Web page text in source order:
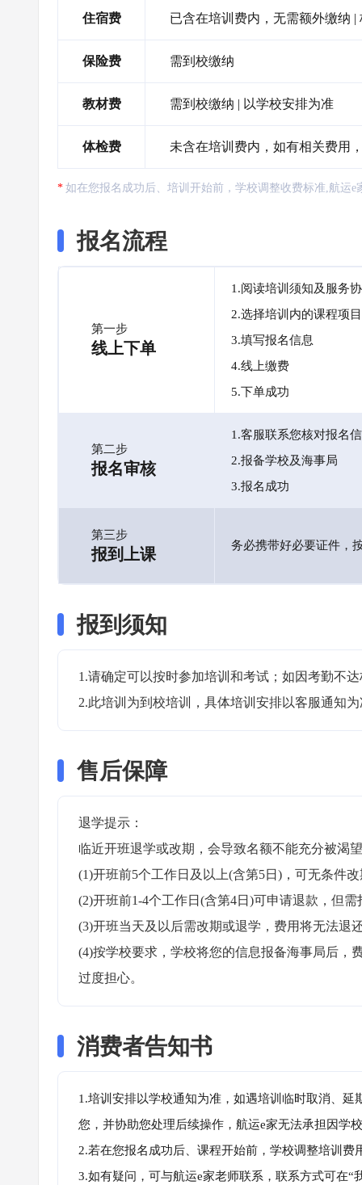
住宿费 已含在培训费内，无需额外缴纳
保险费 需到校缴纳
教材费 需到校缴纳 | 以学校安排为准
体检费 未含在培训费内，如有相关费用
如在您报名成功后、培训开始前，学校调整收费标准,航运
报名流程
第一步
线上下单
1.阅读培训须知及服务
2.选择培训内的课程项目
3.填写报名信息
4.线上缴费
5.下单成功
第二步
报名审核
1.客服联系您核对报名
2.报备学校及海事局
3.报名成功
第三步
报到上课 务必携带好必要证件，
报到须知
1.请确定可以按时参加培训和考试；如因考勤不
2.此培训为到校培训，具体培训安排以客服通知
售后保障
退学提示：
临近开班退学或改期，会导致名额不能充分被渴
(1)开班前5个工作日及以上(含第5日)，可无条件
(2)开班前1-4个工作日(含第4日)可申请退款，但
(3)开班当天及以后需改期或退学，费用将无法退
(4)按学校要求，学校将您的信息报备海事局后，
过度担心。
消费者告知书
1.培训安排以学校通知为准，如遇培训临时取消、
您，并协助您处理后续操作，航运e家无法承担因学
2.若在您报名成功后、课程开始前，学校调整培训
3.如有疑问，可与航运e家老师联系，联系方式可在